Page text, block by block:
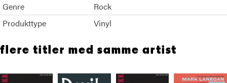
Genre
Rock
Produkttype
Vinyl
flere titler med samme artist